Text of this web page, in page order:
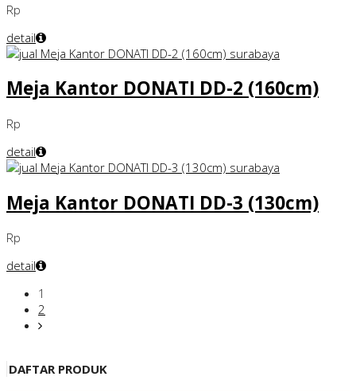
Rp
detail
Meja Kantor DONATI DD-2 (160cm)
Rp
detail
Meja Kantor DONATI DD-3 (130cm)
Rp
detail
1
2
DAFTAR PRODUK